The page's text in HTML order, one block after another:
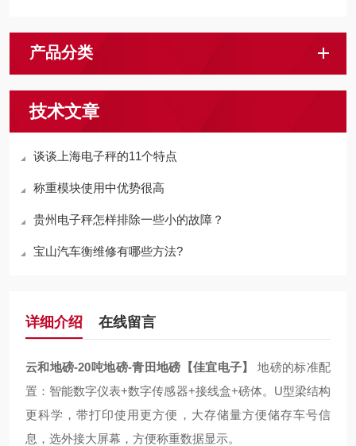
产品分类
技术文章
谈谈上海电子秤的11个特点
称重模块使用中优势很高
贵州电子秤怎样排除一些小的故障？
宝山汽车衡维修有哪些方法?
详细介绍 在线留言
云和地磅-20吨地磅-青田地磅【佳宜电子】地磅的标准配
置：智能数字仪表+数字传感器+接线盒+磅体。U型梁结构
更科学，带打印使用更方便，大存储量方便储存车号信
息，选外接大屏幕，方便称重数据显示。